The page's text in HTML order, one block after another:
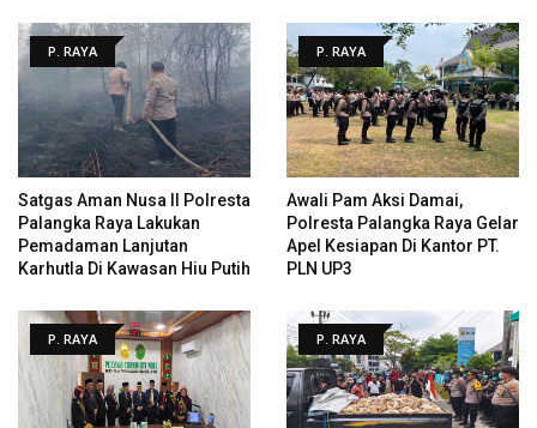
P. RAYA
Satgas Aman Nusa II Polresta
Palangka Raya Lakukan
Pemadaman Lanjutan
Karhutla Di Kawasan Hiu Putih
P. RAYA
Awali Pam Aksi Damai,
Polresta Palangka Raya Gelar
Apel Kesiapan Di Kantor PT.
PLN UP3
P. RAYA P. RAYA